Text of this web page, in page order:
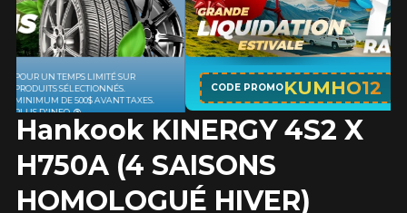
PNEUS
RECHERCHE DE PNEUS VOIR TOUT
Rechercher par
Par dimensions Par véhicule
Recherche par dimensions
ROUES
RECHERCHE DE ROUES VOIR TOUT
Par dimensions
ENSEMBLES
RECHERCHE D'ENSEMBLES
PROMOTIONS
Hankook KINERGY 4S2 X
H750A (4 SAISONS
HOMOLOGUÉ HIVER)
CODE PROMO KUMHO12
APPLICABLE SUR TOUT ACHAT DE 4
PNEUS DE MARQUE KUMHO*
PLUS
D'INFO